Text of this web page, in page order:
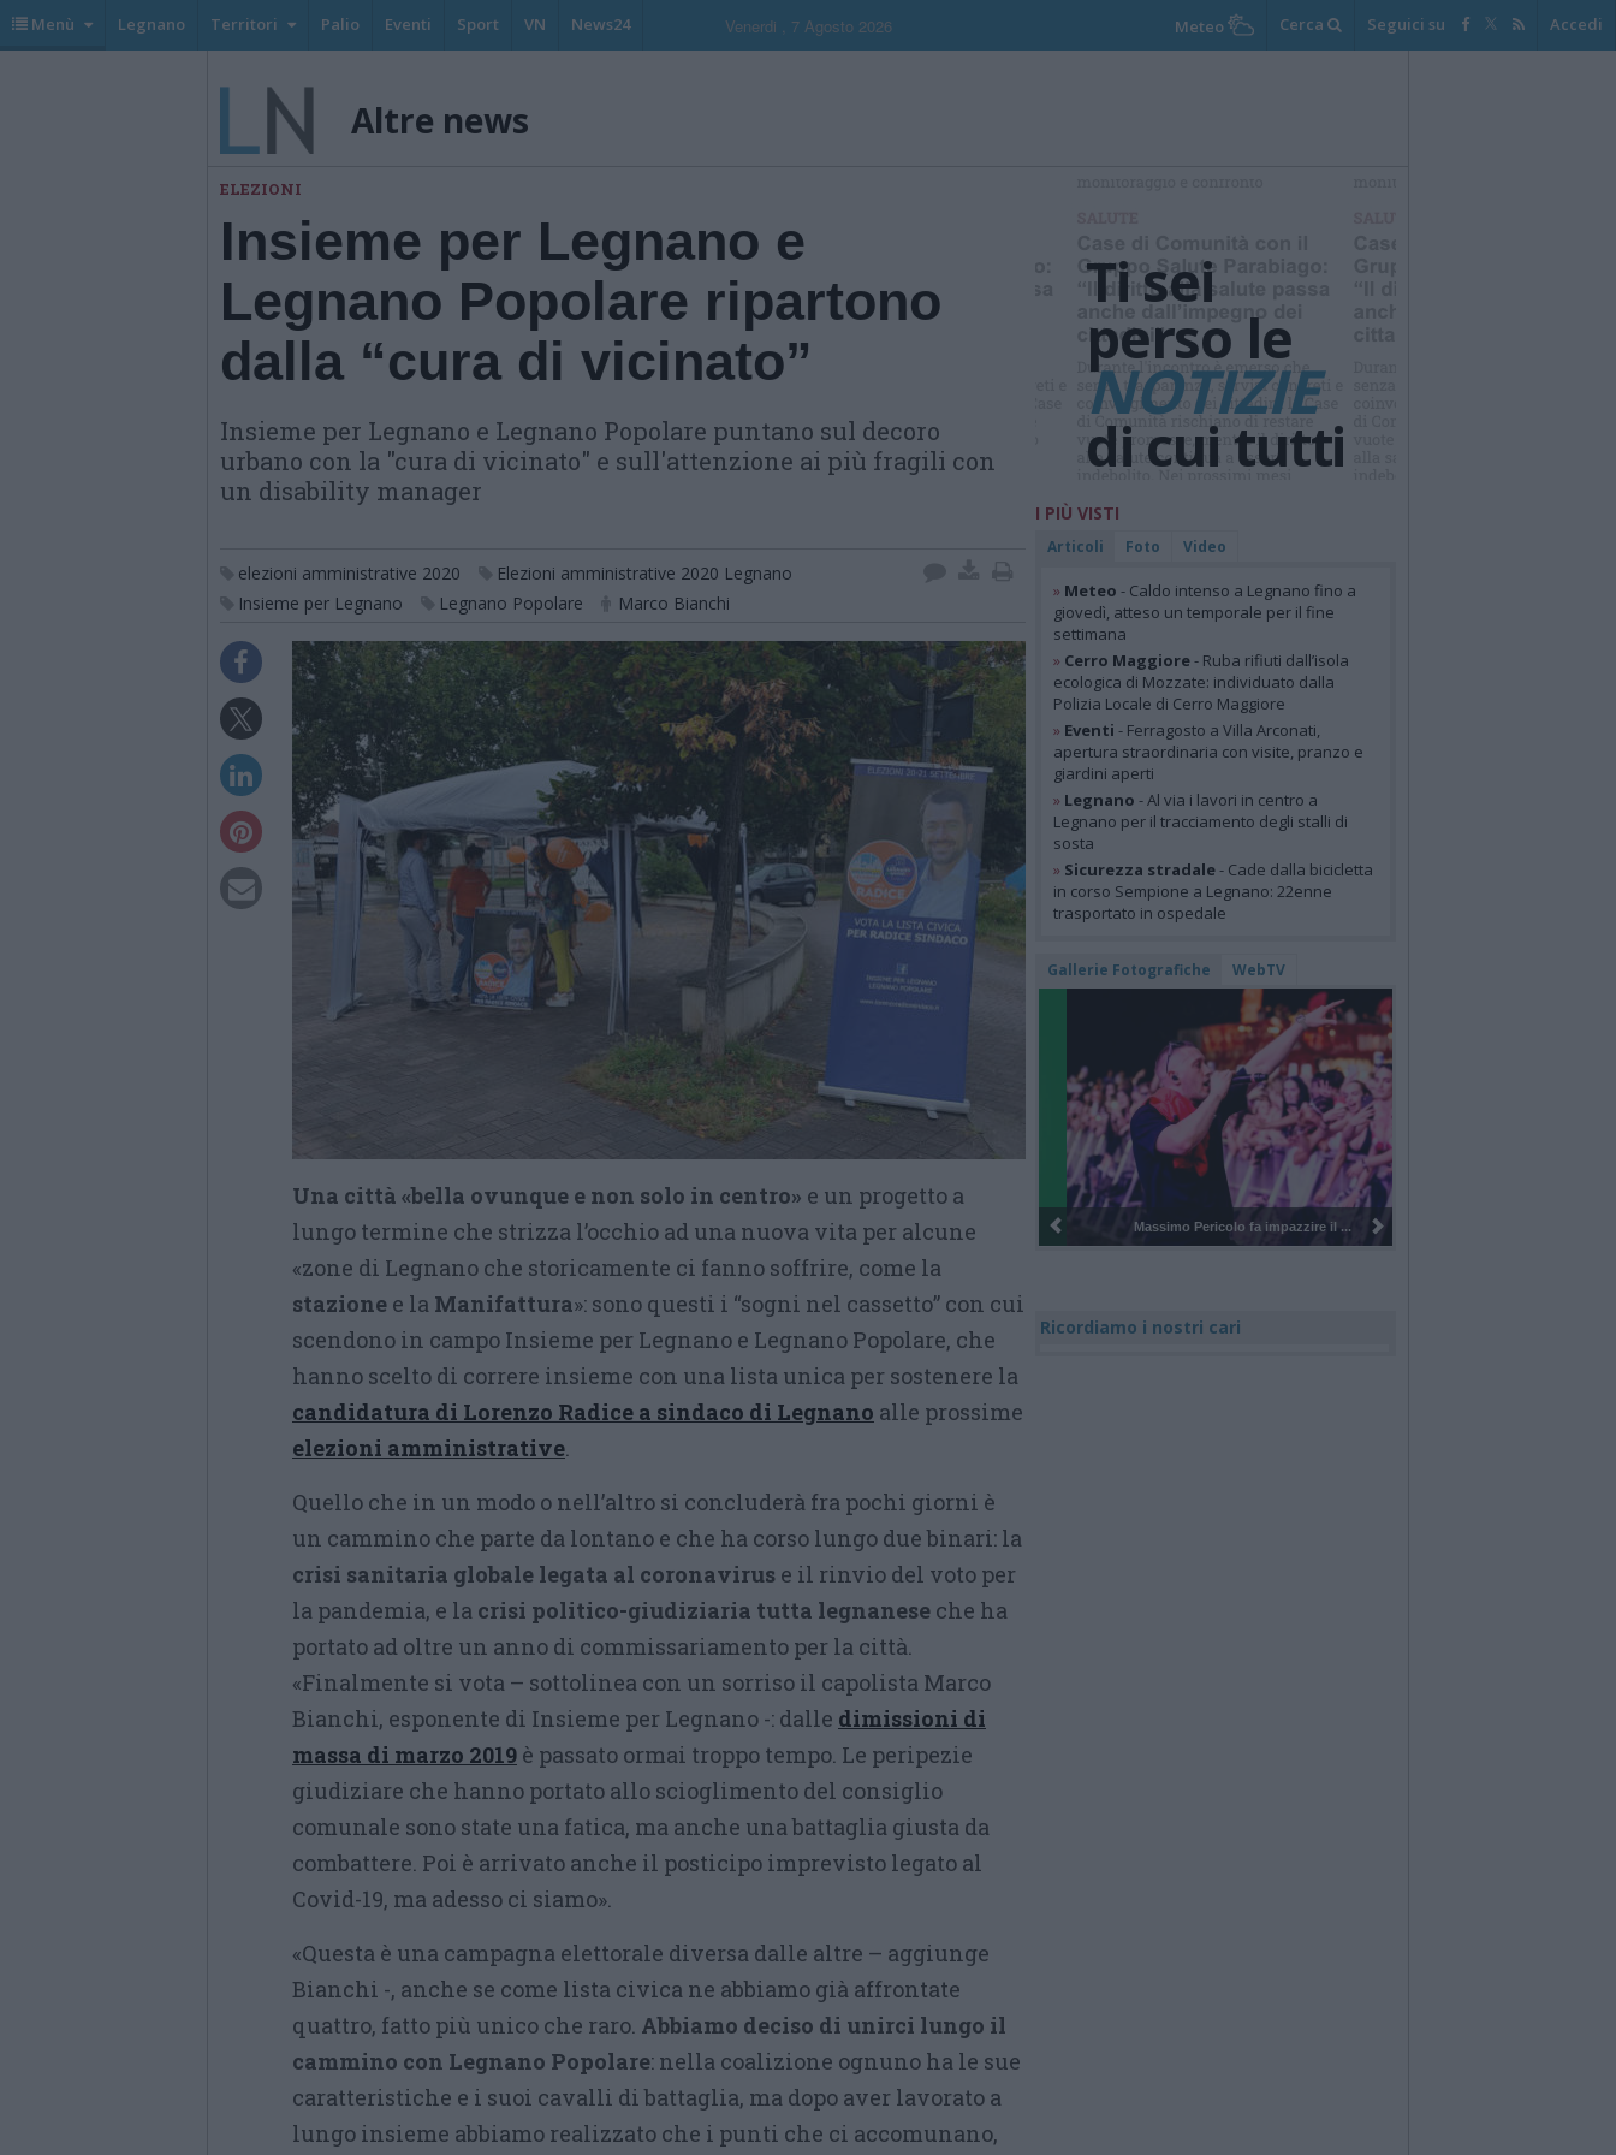
Menù Legnano Territori Palio Eventi Sport VN News24 Venerdi , 7 Agosto 2026 Meteo Cerca Seguici su Accedi
Altre news
ELEZIONI
Insieme per Legnano e
Legnano Popolare ripartono
dalla “cura di vicinato”
Insieme per Legnano e Legnano Popolare puntano sul decoro
urbano con la "cura di vicinato" e sull'attenzione ai più fragili con
un disability manager
elezioni amministrative 2020
Elezioni amministrative 2020 Legnano
Insieme per Legnano
Legnano Popolare Marco Bianchi
Una città «bella ovunque e non solo in centro» e un progetto a
lungo termine che strizza l’occhio ad una nuova vita per alcune
«zone di Legnano che storicamente ci fanno soffrire, come la
stazione e la Manifattura»: sono questi i “sogni nel cassetto” con cui
scendono in campo Insieme per Legnano e Legnano Popolare, che
hanno scelto di correre insieme con una lista unica per sostenere la
candidatura di Lorenzo Radice a sindaco di Legnano alle prossime
elezioni amministrative.
Quello che in un modo o nell’altro si concluderà fra pochi giorni è
un cammino che parte da lontano e che ha corso lungo due binari: la
crisi sanitaria globale legata al coronavirus e il rinvio del voto per
la pandemia, e la crisi politico-giudiziaria tutta legnanese che ha
portato ad oltre un anno di commissariamento per la città.
«Finalmente si vota – sottolinea con un sorriso il capolista Marco
Bianchi, esponente di Insieme per Legnano -: dalle dimissioni di
massa di marzo 2019 è passato ormai troppo tempo. Le peripezie
giudiziare che hanno portato allo scioglimento del consiglio
comunale sono state una fatica, ma anche una battaglia giusta da
combattere. Poi è arrivato anche il posticipo imprevisto legato al
Covid-19, ma adesso ci siamo».
«Questa è una campagna elettorale diversa dalle altre – aggiunge
Bianchi -, anche se come lista civica ne abbiamo già affrontate
quattro, fatto più unico che raro. Abbiamo deciso di unirci lungo il
cammino con Legnano Popolare: nella coalizione ognuno ha le sue
caratteristiche e i suoi cavalli di battaglia, ma dopo aver lavorato a
lungo insieme abbiamo realizzato che i punti che ci accomunano,
perso le
NOTIZIE
di cui tutti
parlano ?
I PIÙ VISTI
Articoli Foto Video
» Meteo - Caldo intenso a Legnano fino a
giovedì, atteso un temporale per il fine
settimana
» Cerro Maggiore- Ruba rifiuti dall’isola
ecologica di Mozzate: individuato dalla
Polizia Locale di Cerro Maggiore
» Eventi - Ferragosto a Villa Arconati,
apertura straordinaria con visite, pranzo e
giardini aperti
» Legnano - Al via i lavori in centro a
Legnano per il tracciamento degli stalli di
sosta
» Sicurezza stradale- Cade dalla bicicletta
in corso Sempione a Legnano: 22enne
trasportato in ospedale
Gallerie Fotografiche WebTV
Massimo Pericolo fa impazzire il ...
Ricordiamo i nostri cari